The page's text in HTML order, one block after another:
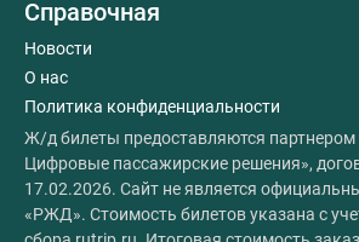
Справочная
Новости
О нас
Политика конфиденциальности
Ж/д билеты предоставляются
Цифровые пассажирские решения»,
17.02.2026. Сайт не является
«РЖД». Стоимость билетов указана с